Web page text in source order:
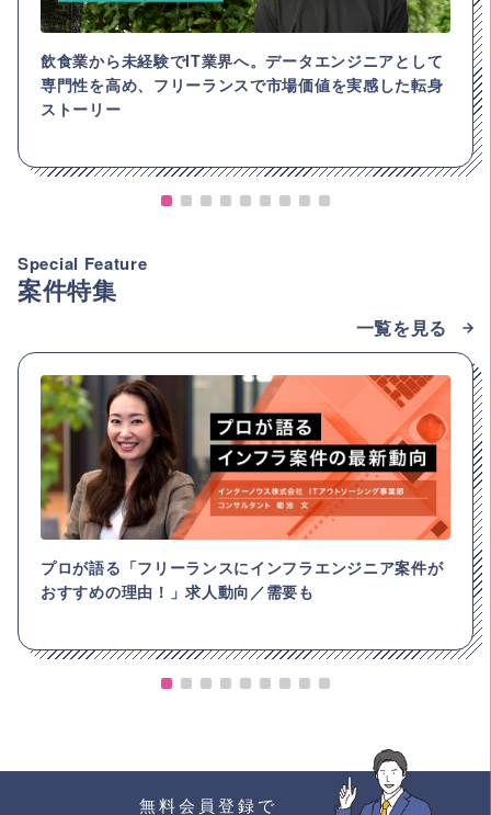
飲食業から未経験でIT業界へ。データエンジニアとして
専門性を高め、フリーランスで市場価値を実感した転身
ストーリー
Special Feature
案件特集
一覧を見る
プロが語る「フリーランスにインフラエンジニア案件が
おすすめの理由！」求人動向／需要も
無料会員登録で